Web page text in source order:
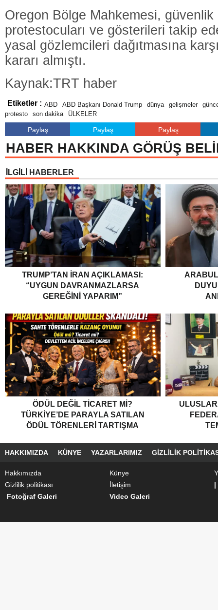
Oregon Bölge Mahkemesi, güvenlik
protestocuları ve gösterileri takip
yasal gözlemcileri dağıtmasına
kararı almıştı.
Kaynak:TRT haber
Etiketler : ABD ABD Başkanı Donald Trump dünya gelişmeler
protesto
son dakika ÜLKELER
Paylaş Paylaş Paylaş
HABER HAKKINDA GÖRÜŞ
İLGİLİ HABERLER
TRUMP’TAN İRAN AÇIKLAMASI:
“UYGUN DAVRANMAZLARSA
GEREĞINI YAPARIM”
ÖDÜL DEĞIL TICARET MI?
TÜRKIYE’DE PARAYLA SATILAN
ÖDÜL TÖRENLERI TARTIŞMA
HAKKIMIZDA KÜNYE YAZARLARIMIZ GIZLILIK
Hakkımızda Künye
Gizlilik politikası
İletişim
|
Fotoğraf Galeri
Video Galeri